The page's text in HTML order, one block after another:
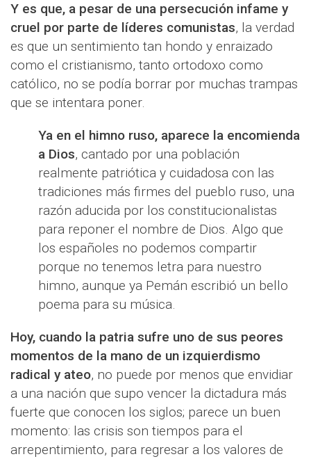
Y es que, a pesar de una persecución infame y
cruel por parte de líderes comunistas, la verdad
es que un sentimiento tan hondo y enraizado
como el cristianismo, tanto ortodoxo como
católico, no se podía borrar por muchas trampas
que se intentara poner.
Ya en el himno ruso, aparece la encomienda
a Dios, cantado por una población
realmente patriótica y cuidadosa con las
tradiciones más firmes del pueblo ruso, una
razón aducida por los constitucionalistas
para reponer el nombre de Dios. Algo que
los españoles no podemos compartir
porque no tenemos letra para nuestro
himno, aunque ya Pemán escribió un bello
poema para su música.
Hoy, cuando la patria sufre uno de sus peores
momentos de la mano de un izquierdismo
radical y ateo, no puede por menos que envidiar
a una nación que supo vencer la dictadura más
fuerte que conocen los siglos; parece un buen
momento: las crisis son tiempos para el
arrepentimiento, para regresar a los valores de